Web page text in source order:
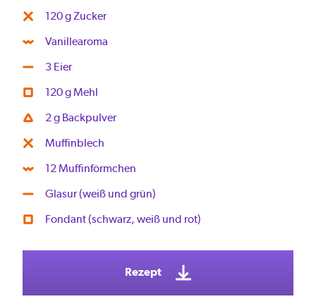
120 g Zucker
Vanillearoma
3 Eier
120 g Mehl
2 g Backpulver
Muffinblech
12 Muffinförmchen
Glasur (weiß und grün)
Fondant (schwarz, weiß und rot)
Rezept